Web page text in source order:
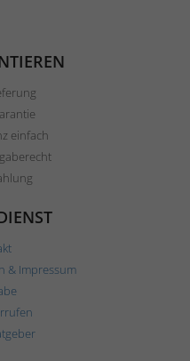
einfach
& Impressum